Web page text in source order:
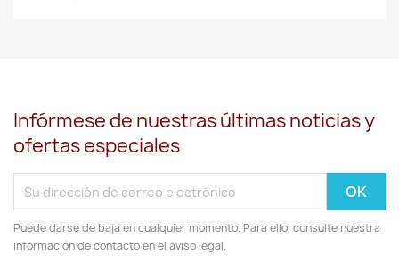
Infórmese de nuestras últimas noticias y
ofertas especiales
Puede darse de baja en cualquier momento. Para ello, consulte nuestra
información de contacto en el aviso legal.